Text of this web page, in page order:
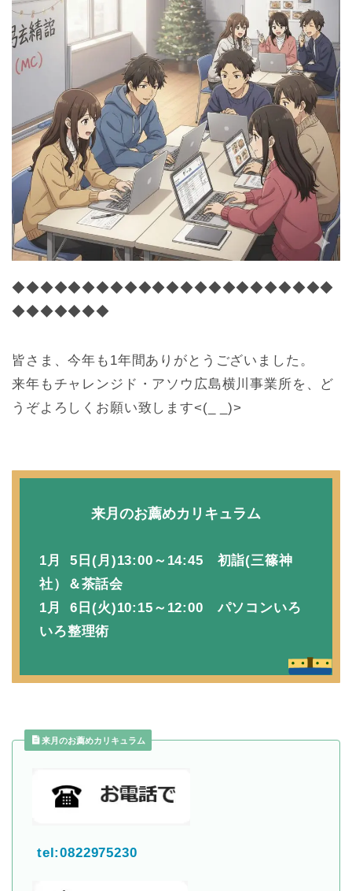
◆◆◆◆◆◆◆◆◆◆◆◆◆◆◆◆◆◆◆◆◆◆◆
◆◆◆◆◆◆◆
皆さま、今年も1年間ありがとうございました。
来年もチャレンジド・アソウ広島横川事業所を、ど
うぞよろしくお願い致します<(_ _)>
来月のお薦めカリキュラム
1月 5日(月)13:00～14:45 初詣(三篠神
社）＆茶話会
1月 6日(火)10:15～12:00 パソコンいろ
いろ整理術
来月のお薦めカリキュラム
tel:0822975230